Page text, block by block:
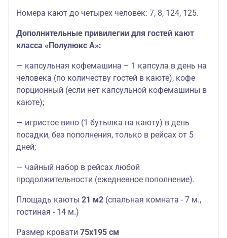
Номера кают до четырех человек: 7, 8, 124, 125.
Дополнительные привилегии для гостей кают
класса «Полулюкс А»:
— капсульная кофемашина – 1 капсула в день на
человека (по количеству гостей в каюте), кофе
порционный (если нет капсульной кофемашины в
каюте);
— игристое вино (1 бутылка на каюту) в день
посадки, без пополнения, только в рейсах от 5
дней;
— чайный набор в рейсах любой
продолжительности (ежедневное пополнение).
Площадь каюты 21 м2 (спальная комната - 7 м.,
гостиная - 14 м.)
Размер кровати 75х195 см